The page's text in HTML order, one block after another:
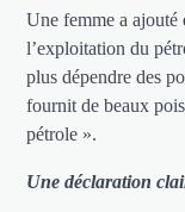
Une femme a ajouté
l’exploitation du
plus dépendre des
fournit de beaux
pétrole ».
Une déclaration